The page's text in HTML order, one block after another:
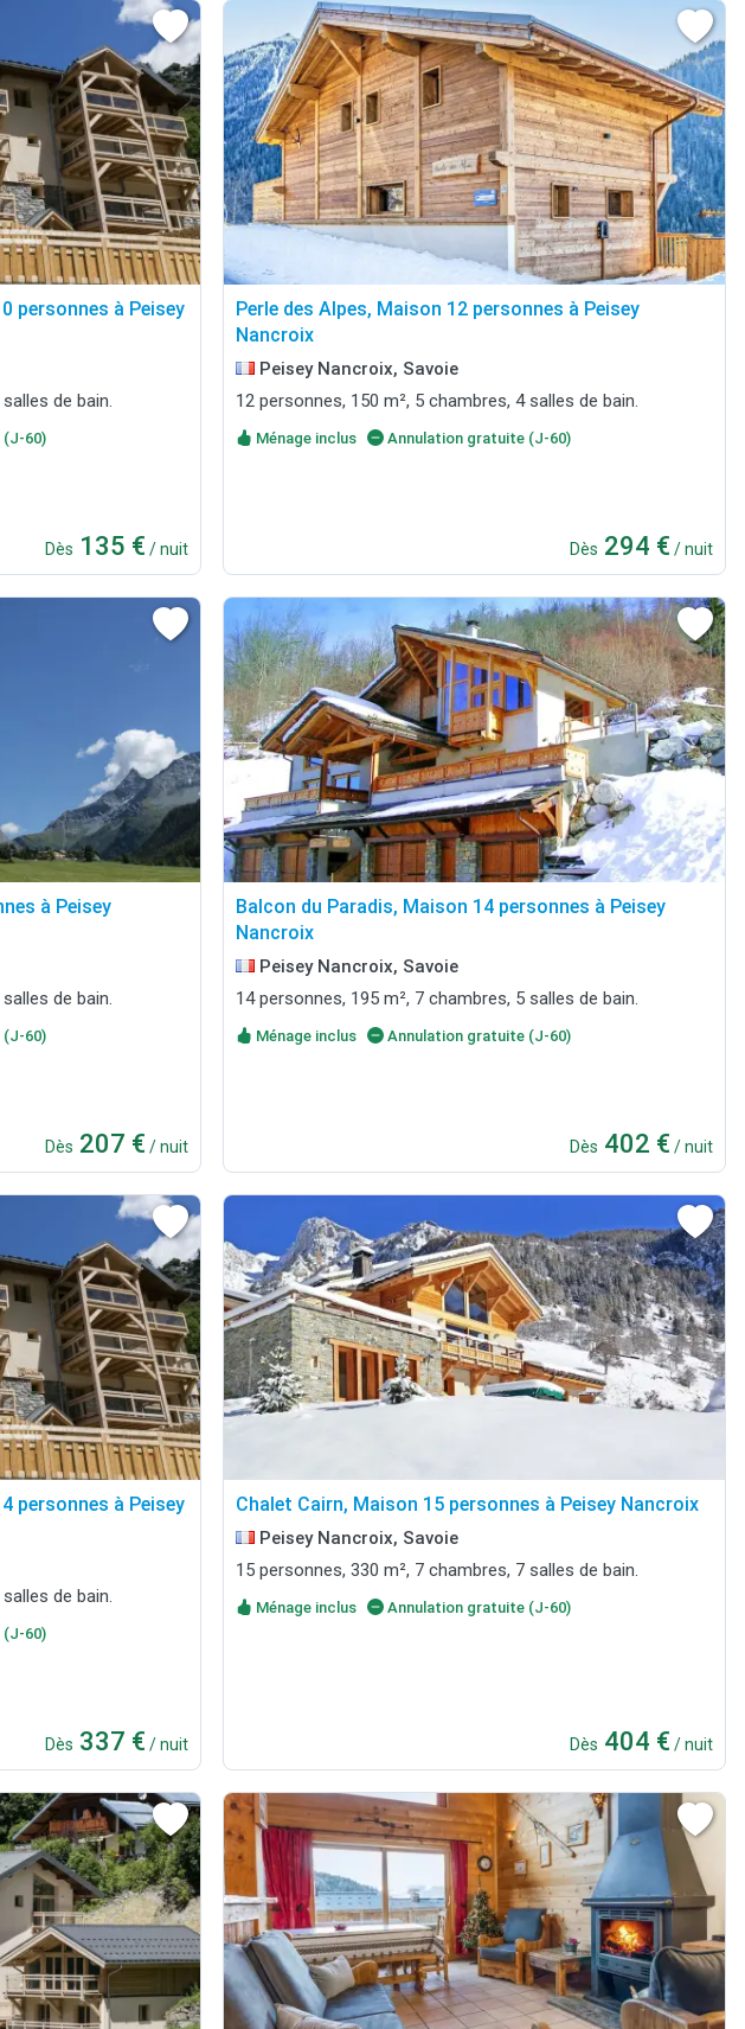
personnes à Peisey
de bain.
60)
Dès 135 € / nuit
Perle des Alpes, Maison 12 personnes à Peisey
Nancroix
Peisey Nancroix, Savoie
12 personnes, 150 m², 5 chambres, 4 salles de bain.
Ménage inclus Annulation gratuite (J-60)
Dès 294 € / nuit
à Peisey
de bain.
60)
Dès 207 € / nuit
Balcon du Paradis, Maison 14 personnes à Peisey
Nancroix
Peisey Nancroix, Savoie
14 personnes, 195 m², 7 chambres, 5 salles de bain.
Ménage inclus Annulation gratuite (J-60)
Dès 402 € / nuit
personnes à Peisey
de bain.
60)
Dès 337 € / nuit
Chalet Cairn, Maison 15 personnes à Peisey Nancroix
Peisey Nancroix, Savoie
15 personnes, 330 m², 7 chambres, 7 salles de bain.
Ménage inclus Annulation gratuite (J-60)
Dès 404 € / nuit